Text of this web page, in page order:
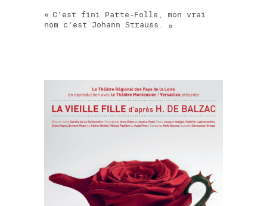
C'est fini Patte-Folle, mon vrai
nom c'est Johann Strauss.